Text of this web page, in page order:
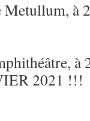
à
à
2021 !!!